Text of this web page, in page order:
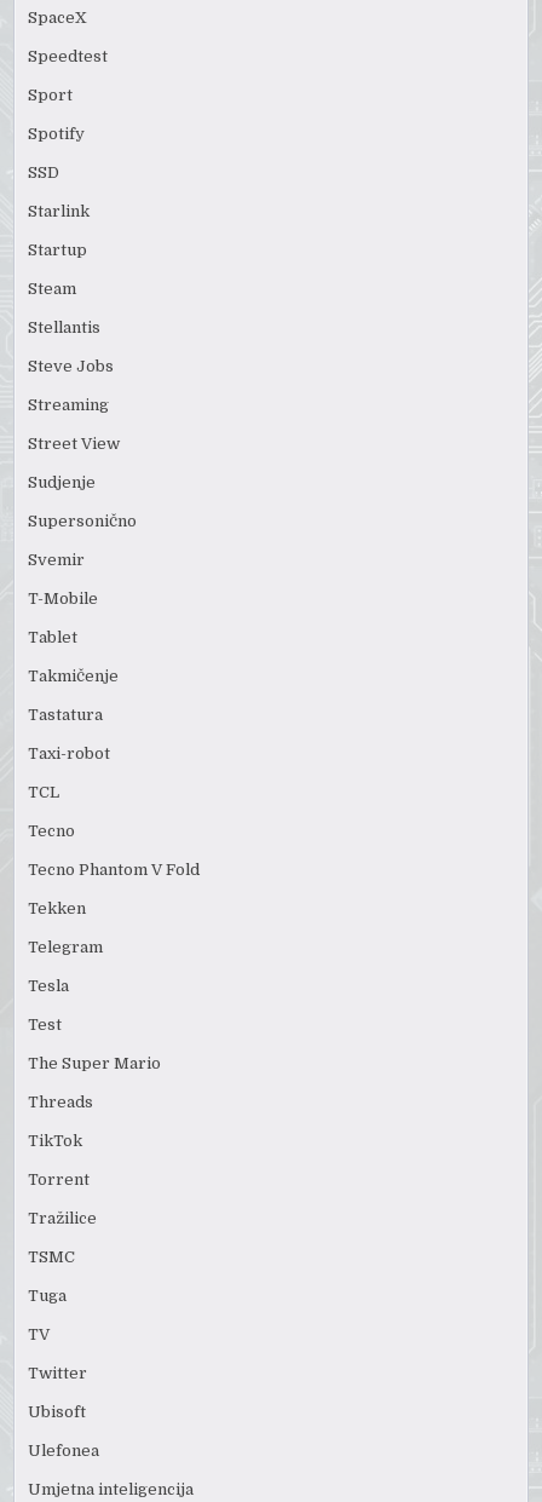
SpaceX
Speedtest
Sport
Spotify
SSD
Starlink
Startup
Steam
Stellantis
Steve Jobs
Streaming
Street View
Sudjenje
Supersonično
Svemir
T-Mobile
Tablet
Takmičenje
Tastatura
Taxi-robot
TCL
Tecno
Tecno Phantom V Fold
Tekken
Telegram
Tesla
Test
The Super Mario
Threads
TikTok
Torrent
Tražilice
TSMC
Tuga
TV
Twitter
Ubisoft
Ulefonea
Umjetna inteligencija